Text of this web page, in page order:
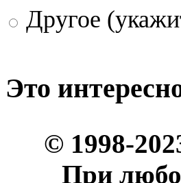
Другое
Это
© 1998-
При